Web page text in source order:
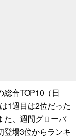
合TOP10（日
1週目は2位だった
た、週間グローバ
登場3位からランキ